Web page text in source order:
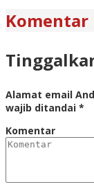
Komentar
Alamat email
wajib ditandai *
Komentar